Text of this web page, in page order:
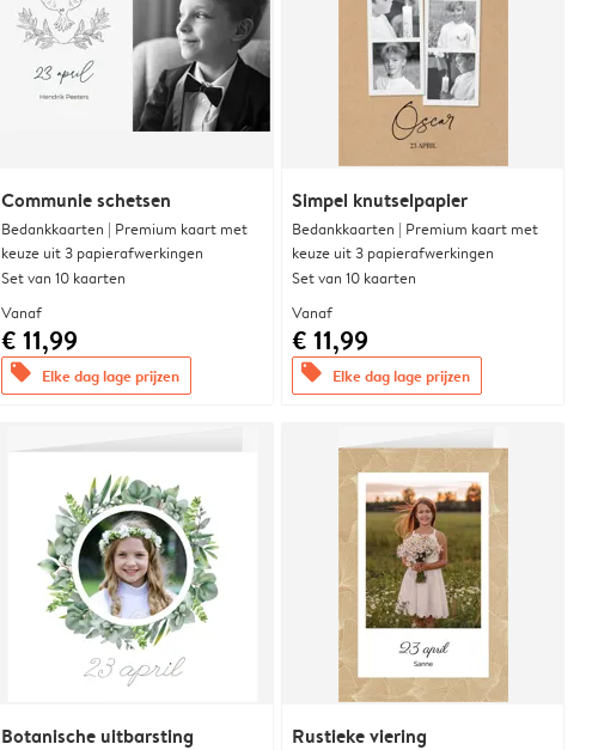
Communie schetsen
Bedankkaarten | Premium kaart met
keuze uit 3 papierafwerkingen
Set van 10 kaarten
Vanaf
€ 11,99
offers Elke dag lage prijzen
Simpel knutselpapier
Bedankkaarten | Premium kaart met
keuze uit 3 papierafwerkingen
Set van 10 kaarten
Vanaf
€ 11,99
offers Elke dag lage prijzen
Botanische uitbarsting Rustieke viering